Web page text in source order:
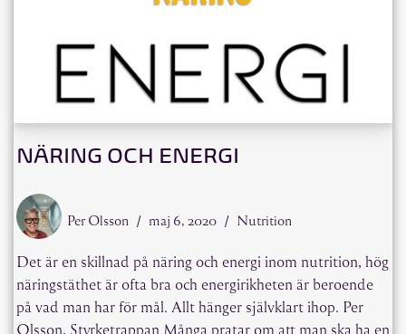
NÄRING OCH ENERGI
Per Olsson maj 6, 2020 Nutrition
Det är en skillnad på näring och energi inom nutrition, hög
näringstäthet är ofta bra och energirikheten är beroende
på vad man har för mål. Allt hänger självklart ihop. Per
Olsson, Styrketrappan Många pratar om att man ska ha en